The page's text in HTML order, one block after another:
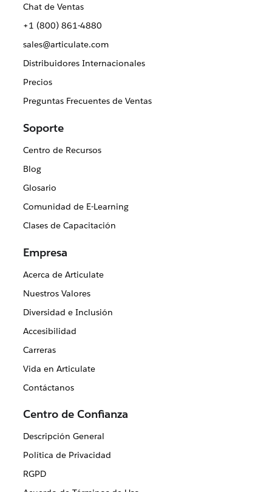
Chat de Ventas
+1 (800) 861-4880
sales@articulate.com
Distribuidores Internacionales
Precios
Preguntas Frecuentes de Ventas
Soporte
Centro de Recursos
Blog
Glosario
Comunidad de E-Learning
Clases de Capacitación
Empresa
Acerca de Articulate
Nuestros Valores
Diversidad e Inclusión
Accesibilidad
Carreras
Vida en Articulate
Contáctanos
Centro de Confianza
Descripción General
Política de Privacidad
RGPD